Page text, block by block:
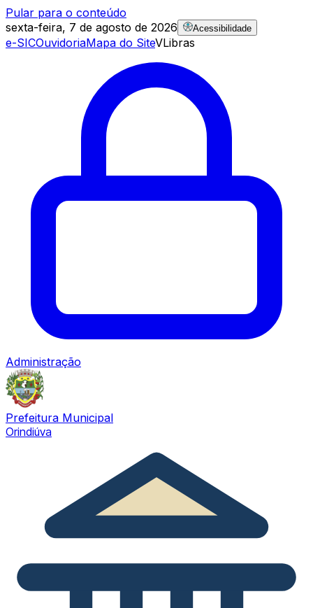
Pular para o conteúdo
sexta-feira, 7 de agosto de 2026
Acessibilidade
e-SICOuvidoriaMapa do SiteVLibras
Administração
Prefeitura Municipal
Orindiúva